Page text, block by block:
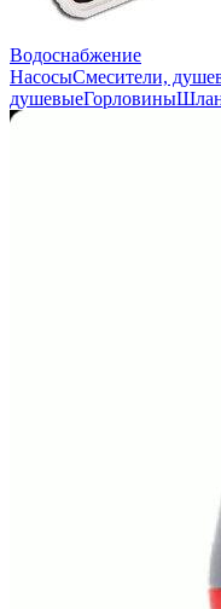
Водоснабжение
НасосыСмесители,
душевыеГорловины